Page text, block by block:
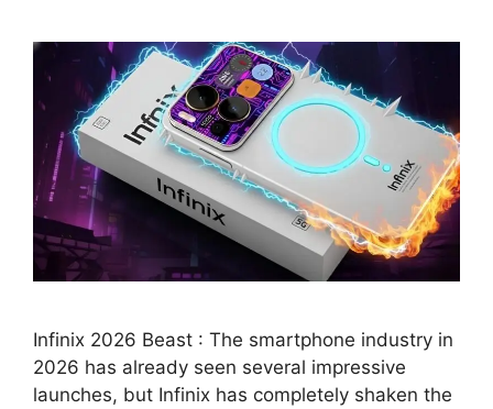
Infinix 2026 Beast : The smartphone industry in
2026 has already seen several impressive
launches, but Infinix has completely shaken the